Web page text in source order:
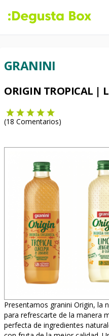
GRANINI
ORIGIN TROPICAL |
(18 Comentarios)
Presentamos granini Origin, la
para refrescarte de la manera
perfecta de ingredientes